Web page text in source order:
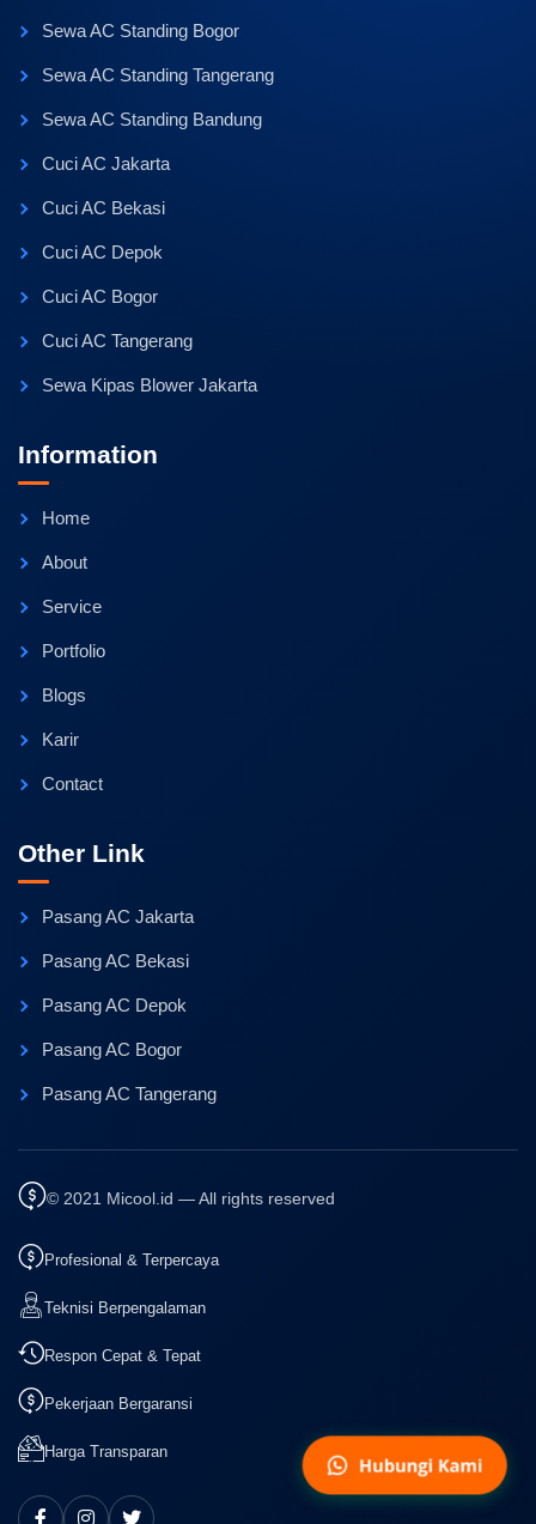
Sewa AC Standing Bogor
Sewa AC Standing Tangerang
Sewa AC Standing Bandung
Cuci AC Jakarta
Cuci AC Bekasi
Cuci AC Depok
Cuci AC Bogor
Cuci AC Tangerang
Sewa Kipas Blower Jakarta
Information
Home
About
Service
Portfolio
Blogs
Karir
Contact
Other Link
Pasang AC Jakarta
Pasang AC Bekasi
Pasang AC Depok
Pasang AC Bogor
Pasang AC Tangerang
© 2021 Micool.id — All rights reserved
Profesional & Terpercaya
Teknisi Berpengalaman
Respon Cepat & Tepat
Pekerjaan Bergaransi
Harga Transparan